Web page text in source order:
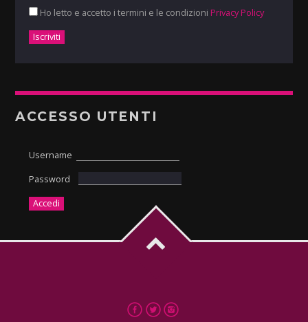
Ho letto e accetto i termini e le condizioni Privacy Policy
ACCESSO UTENTI
Username
Password